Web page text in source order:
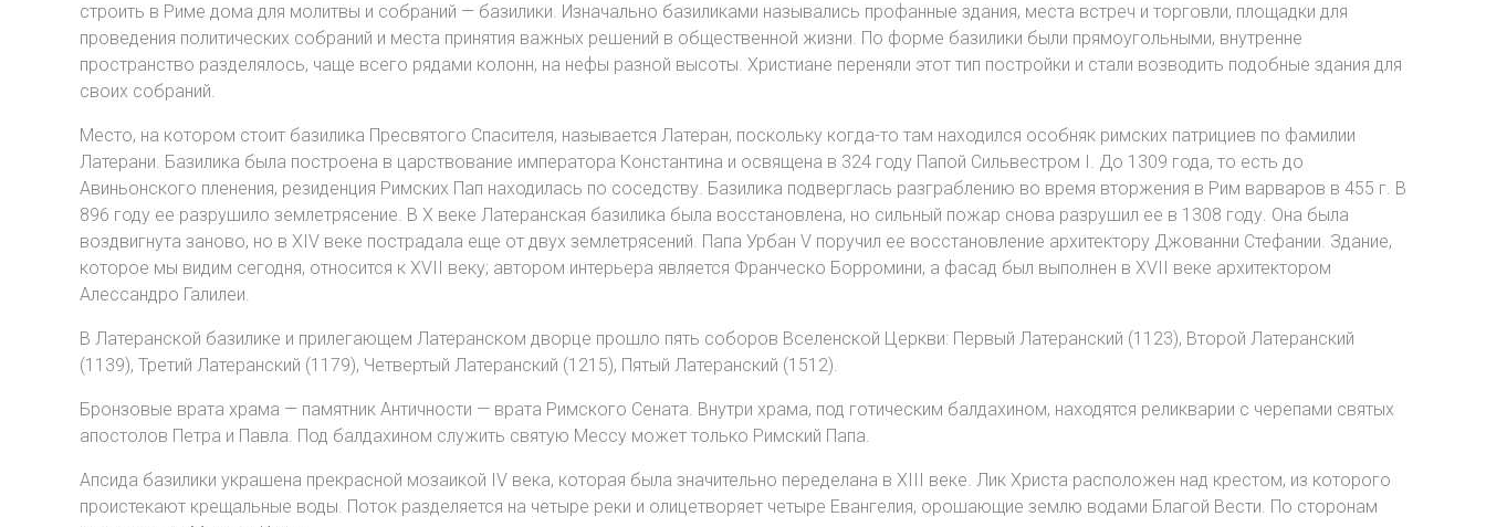
строить в Риме дома для молитвы и собраний — базилики. Изначально базиликами назывались профанные здания, места встреч и торговли, площадки для
проведения политических собраний и места принятия важных решений в общественной жизни. По форме базилики были прямоугольными, внутренне
пространство разделялось, чаще всего рядами колонн, на нефы разной высоты. Христиане переняли этот тип постройки и стали возводить подобные здания для
своих собраний.
Место, на котором стоит базилика Пресвятого Спасителя, называется Латеран, поскольку когда-то там находился особняк римских патрициев по фамилии
Латерани. Базилика была построена в царствование императора Константина и освящена в 324 году Папой Сильвестром I. До 1309 года, то есть до
Авиньонского пленения, резиденция Римских Пап находилась по соседству. Базилика подверглась разграблению во время вторжения в Рим варваров в 455 г. В
896 году ее разрушило землетрясение. В X веке Латеранская базилика была восстановлена, но сильный пожар снова разрушил ее в 1308 году. Она была
воздвигнута заново, но в XIV веке пострадала еще от двух землетрясений. Папа Урбан V поручил ее восстановление архитектору Джованни Стефании. Здание,
которое мы видим сегодня, относится к XVII веку; автором интерьера является Франческо Борромини, а фасад был выполнен в XVII веке архитектором
Алессандро Галилеи.
В Латеранской базилике и прилегающем Латеранском дворце прошло пять соборов Вселенской Церкви: Первый Латеранский (1123), Второй Латеранский
(1139), Третий Латеранский (1179), Четвертый Латеранский (1215), Пятый Латеранский (1512).
Бронзовые врата храма — памятник Античности — врата Римского Сената. Внутри храма, под готическим балдахином, находятся реликварии с черепами святых
апостолов Петра и Павла. Под балдахином служить святую Мессу может только Римский Папа.
Апсида базилики украшена прекрасной мозаикой IV века, которая была значительно переделана в XIII веке. Лик Христа расположен над крестом, из которого
проистекают крещальные воды. Поток разделяется на четыре реки и олицетворяет четыре Евангелия, орошающие землю водами Благой Вести. По сторонам